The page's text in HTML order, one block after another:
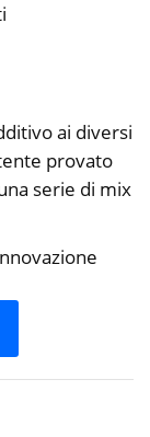
ai diversi
provato
serie di mix